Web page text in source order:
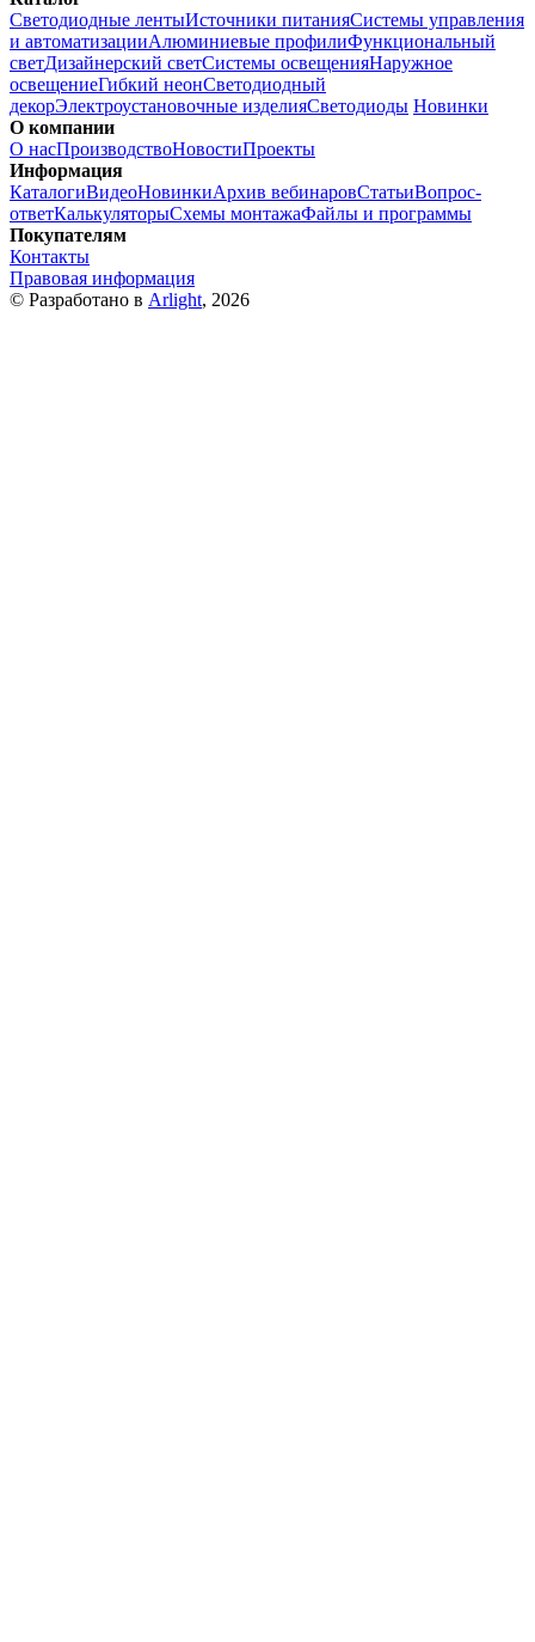
Светодиодные лентыИсточники питанияСистемы управления
и автоматизацииАлюминиевые профилиФункциональный
светДизайнерский светСистемы освещенияНаружное
освещениеГибкий неонСветодиодный
декорЭлектроустановочные изделияСветодиоды Новинки
О компании
О насПроизводствоНовостиПроекты
Информация
КаталогиВидеоНовинкиАрхив вебинаровСтатьиВопрос-
ответКалькуляторыСхемы монтажаФайлы и программы
Покупателям
Контакты
Правовая информация
© Разработано в Arlight, 2026